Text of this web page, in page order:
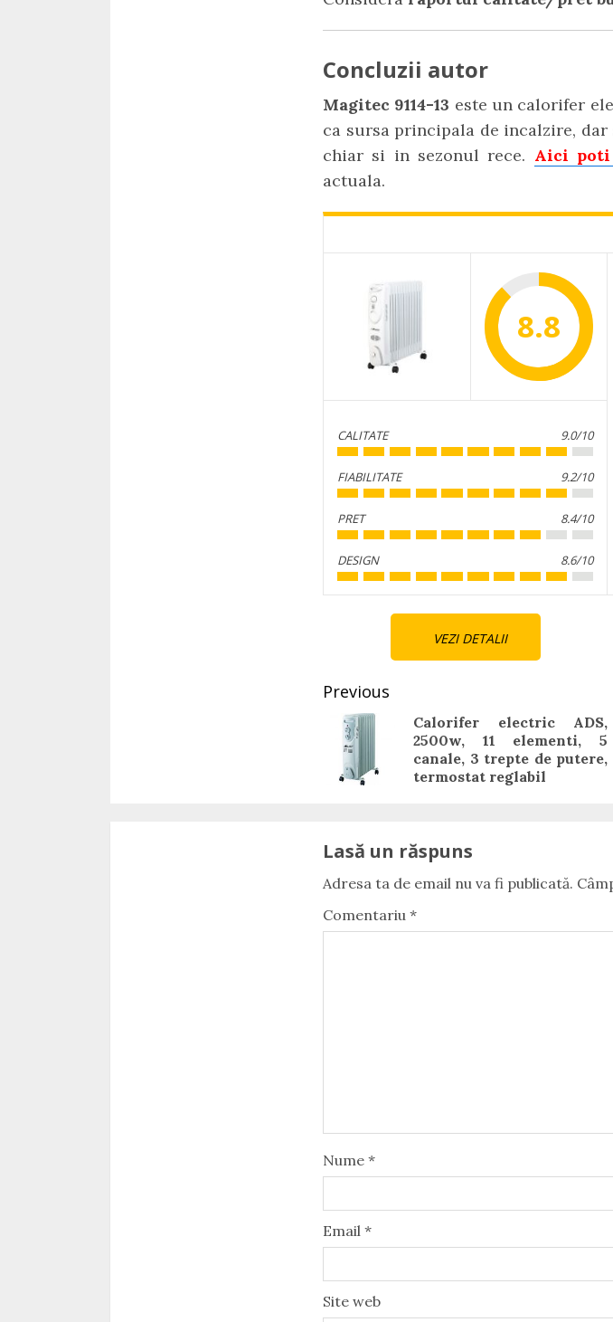
Concluzii autor
Magitec 9114-13 este un calorifer
ca sursa principala de incalzire,
chiar si in sezonul rece. Aici
actuala.
8.8
CALITATE 9.0/10
FIABILITATE 9.2/10
PRET 8.4/10
DESIGN 8.6/10
VEZI DETALII
Continue
Reading
Previous
Calorifer electric ADS,
2500w, 11 elementi, 5
canale, 3 trepte de putere,
termostat reglabil
Lasă un răspuns
Adresa ta de email nu va fi publicată.
Comentariu *
Nume *
Email *
Site web